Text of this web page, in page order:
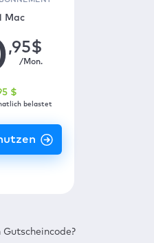
Mac
,95$
/Mon.
$
belastet
Gutscheincode?